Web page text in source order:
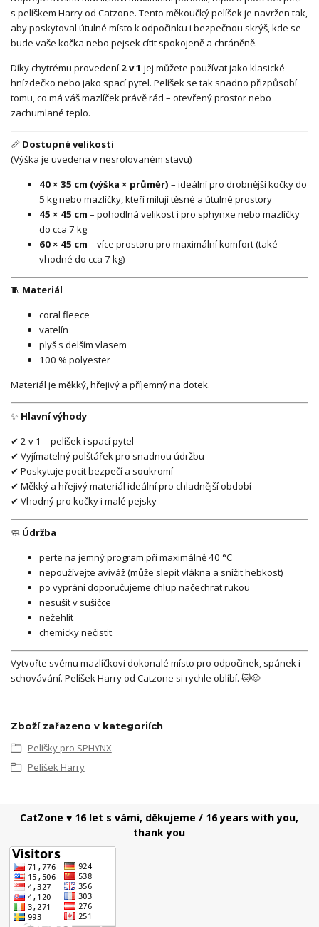
s pelíškem Harry od Catzone. Tento měkoučký pelíšek je navržen tak,
aby poskytoval útulné místo k odpočinku i bezpečnou skrýš, kde se
bude vaše kočka nebo pejsek cítit spokojeně a chráněně.
Díky chytrému provedení 2 v 1 jej můžete používat jako klasické
hnízdečko nebo jako spací pytel. Pelíšek se tak snadno přizpůsobí
tomu, co má váš mazlíček právě rád – otevřený prostor nebo
zachumlané teplo.
📏 Dostupné velikosti
(Výška je uvedena v nesrolovaném stavu)
40 × 35 cm (výška × průměr) – ideální pro drobnější kočky do
5 kg nebo mazlíčky, kteří milují těsné a útulné prostory
45 × 45 cm – pohodlná velikost i pro sphynxe nebo mazlíčky
do cca 7 kg
60 × 45 cm – více prostoru pro maximální komfort (také
vhodné do cca 7 kg)
🧵 Materiál
coral fleece
vatelín
plyš s delším vlasem
100 % polyester
Materiál je měkký, hřejivý a příjemný na dotek.
✨ Hlavní výhody
✔ 2 v 1 – pelíšek i spací pytel
✔ Vyjímatelný polštářek pro snadnou údržbu
✔ Poskytuje pocit bezpečí a soukromí
✔ Měkký a hřejivý materiál ideální pro chladnější období
✔ Vhodný pro kočky i malé pejsky
🧼 Údržba
perte na jemný program při maximálně 40 °C
nepoužívejte aviváž (může slepit vlákna a snížit hebkost)
po vyprání doporučujeme chlup načechrat rukou
nesušit v sušičce
nežehlit
chemicky nečistit
Vytvořte svému mazlíčkovi dokonalé místo pro odpočinek, spánek i
schovávání. Pelíšek Harry od Catzone si rychle oblíbí. 🐱🐶
Zboží zařazeno v kategoriích
Pelíšky pro SPHYNX
Pelíšek Harry
CatZone ♥ 16 let s vámi, děkujeme / 16 years with you,
thank you